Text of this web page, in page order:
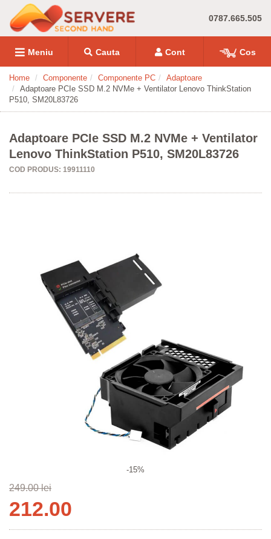
0787.665.505
Meniu Cauta Cont Cos
Home Componente Componente PC
Adaptoare
Adaptoare PCIe SSD M.2 NVMe + Ventilator Lenovo ThinkStation
P510, SM20L83726
Adaptoare PCIe SSD M.2 NVMe + Ventilator
Lenovo ThinkStation P510, SM20L83726
COD PRODUS: 19911110
-15%
249.00 lei
212.00